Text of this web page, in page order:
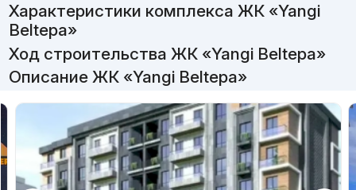
Характеристики комплекса ЖК «Yangi
Beltepa»
Ход строительства ЖК «Yangi Beltepa»
Описание ЖК «Yangi Beltepa»